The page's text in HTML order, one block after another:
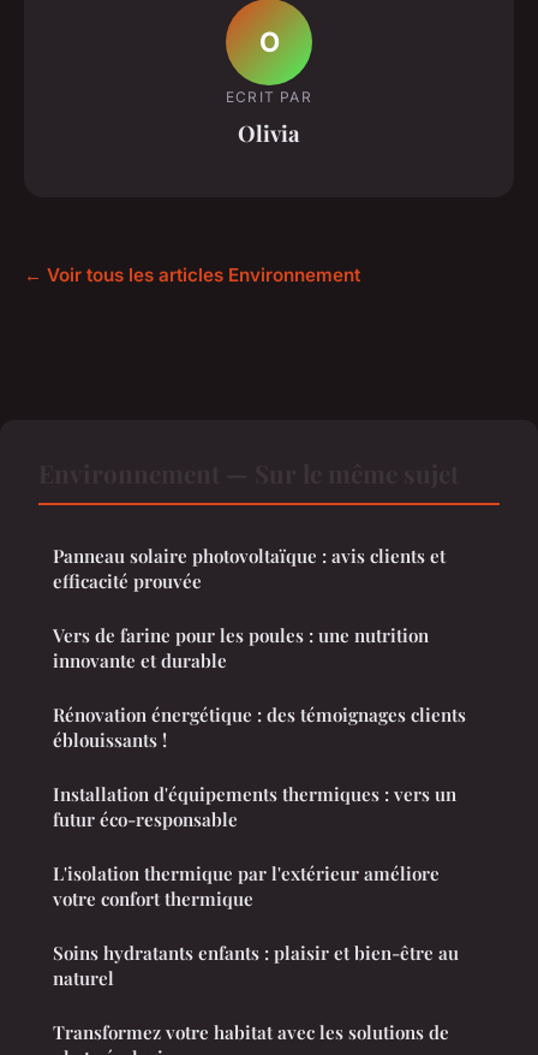
O
ECRIT PAR
Olivia
← Voir tous les articles Environnement
Panneau solaire photovoltaïque : avis clients et
efficacité prouvée
Vers de farine pour les poules : une nutrition
innovante et durable
Rénovation énergétique : des témoignages clients
éblouissants !
Installation d'équipements thermiques : vers un
futur éco-responsable
L'isolation thermique par l'extérieur améliore
votre confort thermique
Soins hydratants enfants : plaisir et bien-être au
naturel
Transformez votre habitat avec les solutions de